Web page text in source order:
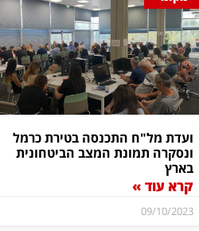
ועדת מל"ח התכנסה בטירת כרמל
ונסקרה תמונת המצב הביטחונית
בארץ
קרא עוד »
09/10/2023